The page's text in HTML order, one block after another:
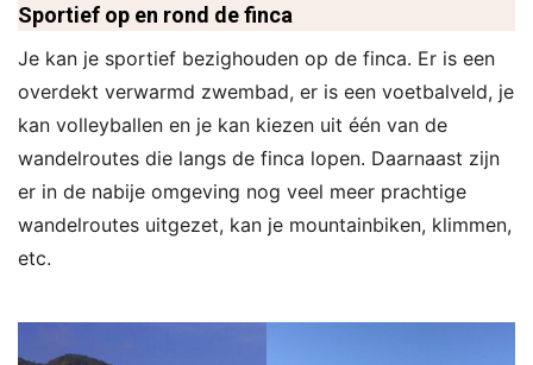
Sportief op en rond de finca
Je kan je sportief bezighouden op de finca. Er is een
overdekt verwarmd zwembad, er is een voetbalveld, je
kan volleyballen en je kan kiezen uit één van de
wandelroutes die langs de finca lopen. Daarnaast zijn
er in de nabije omgeving nog veel meer prachtige
wandelroutes uitgezet, kan je mountainbiken, klimmen,
etc.